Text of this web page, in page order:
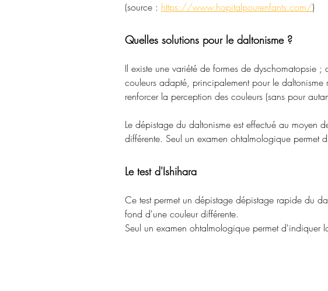
(source : https://www.hopitalpourenfants.com/)
Quelles solutions pour le daltonisme ?
Il existe une variété de formes de dyschomatopsie
couleurs adapté, principalement pour le daltonisme
renforcer la perception des couleurs (sans pour
Le dépistage du daltonisme est effectué au moyen
différente. Seul un examen ohtalmologique permet
Le test d'Ishihara
Ce test permet un dépistage dépistage rapide du
fond d'une couleur différente.
Seul un examen ohtalmologique permet d'indiquer